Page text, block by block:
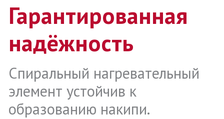
Гарантированная
надёжность
Спиральный нагревательный
элемент устойчив к
образованию накипи.